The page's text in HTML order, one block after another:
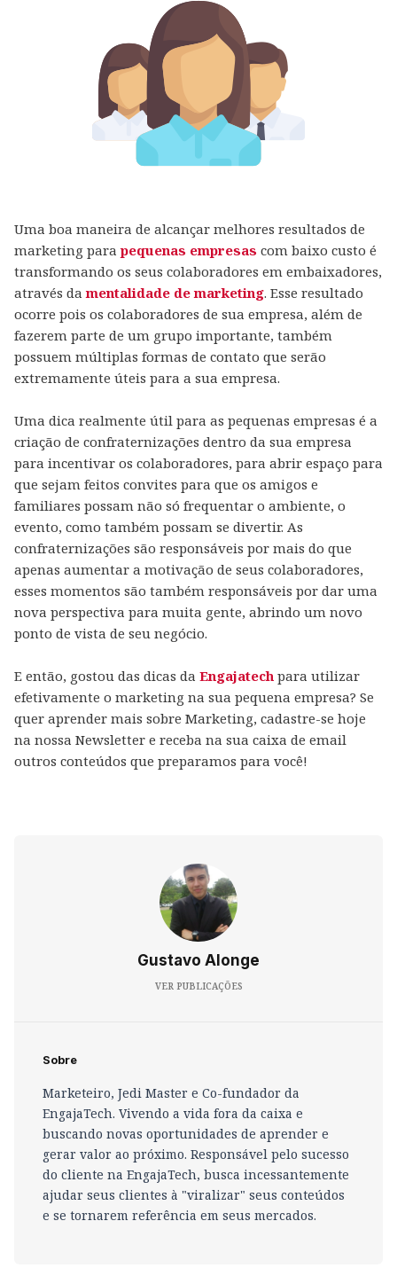
Uma boa maneira de alcançar melhores resultados de
marketing parapequenas empresas com baixo custo é
transformando os seus colaboradores em embaixadores,
através damentalidade de marketing. Esse resultado
ocorre pois os colaboradores de sua empresa, além de
fazerem parte de um grupo importante, também
possuem múltiplas formas de contato que serão
extremamente úteis para a sua empresa.
Uma dica realmente útil para as pequenas empresas é a
criação de confraternizações dentro da sua empresa
para incentivar os colaboradores, para abrir espaço para
que sejam feitos convites para que os amigos e
familiares possam não só frequentar o ambiente, o
evento, como também possam se divertir. As
confraternizações são responsáveis por mais do que
apenas aumentar a motivação de seus colaboradores,
esses momentos são também responsáveis por dar uma
nova perspectiva para muita gente, abrindo um novo
ponto de vista de seu negócio.
E então, gostou das dicas da Engajatech para utilizar
efetivamente o marketing na sua pequena empresa? Se
quer aprender mais sobre Marketing, cadastre-se hoje
na nossa Newsletter e receba na sua caixa de email
outros conteúdos que preparamos para você!
Gustavo Alonge
VER PUBLICAÇÕES
Sobre
Marketeiro, Jedi Master e Co-fundador da
EngajaTech. Vivendo a vida fora da caixa e
buscando novas oportunidades de aprender e
gerar valor ao próximo. Responsável pelo sucesso
do cliente na EngajaTech, busca incessantemente
ajudar seus clientes à "viralizar" seus conteúdos
e se tornarem referência em seus mercados.